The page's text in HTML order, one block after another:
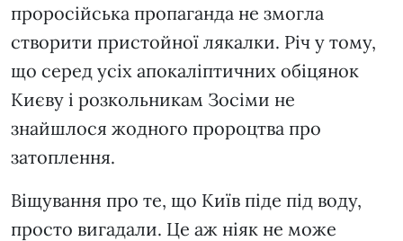
проросійська пропаганда не змогла
створити пристойної лякалки. Річ у тому,
що серед усіх апокаліптичних обіцянок
Києву і розкольникам Зосіми не
знайшлося жодного пророцтва про
затоплення.
Віщування про те, що Київ піде під воду,
просто вигадали. Це аж ніяк не може